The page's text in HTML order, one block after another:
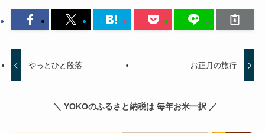
やっとひと段落 お正月の旅行
＼ YOKOのふるさと納税は 毎年お米一択 ／